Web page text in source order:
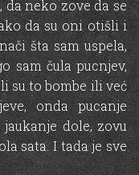
da neko zove da se
da su oni otišli i
šta sam uspela,
sam čula pucnjev,
su to bombe ili već
onda pucanje
dole, zovu
sata. I tada je sve